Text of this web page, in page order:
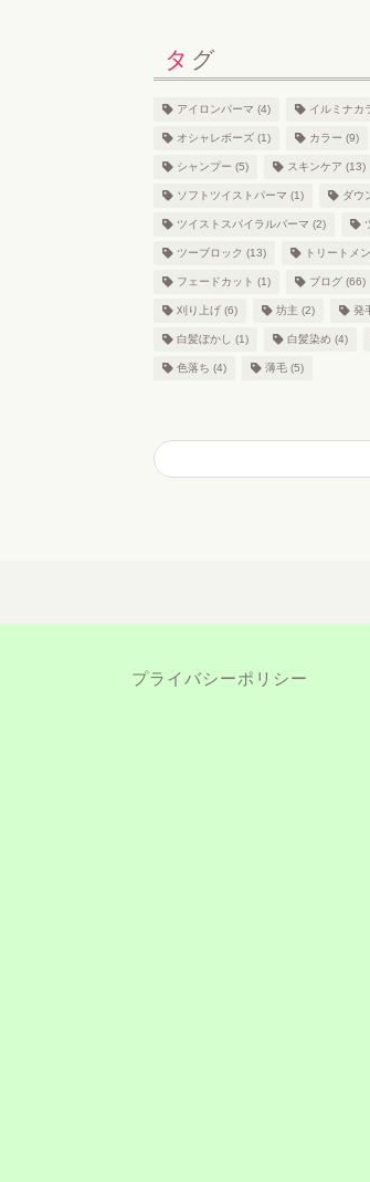
タグ
アイロンパーマ (4) イルミナカ
オシャレボーズ(1) カラー (9)
シャンプー (5) スキンケア (13)
ソフトツイストパーマ (1) ダウ
ツイストスパイラルパーマ (2)
ツーブロック (13) トリートメ
フェードカット (1) ブログ(66)
刈り上げ(6) 坊主 (2) 発
白髪ぼかし (1) 白髪染め(4)
色落ち (4) 薄毛(5)
プライバシーポリシー